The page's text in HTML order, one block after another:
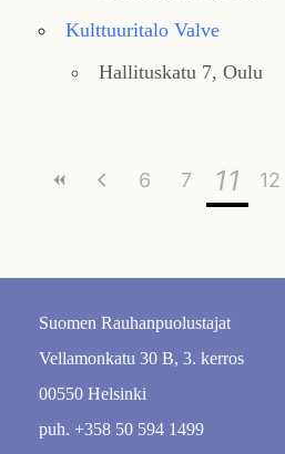
Kulttuuritalo Valve
Hallituskatu 7, Oulu
6 7 8 9
11 12
Suomen Rauhanpuolustajat
Vellamonkatu 30 B, 3. kerros
00550 Helsinki
puh. +358 50 594 1499